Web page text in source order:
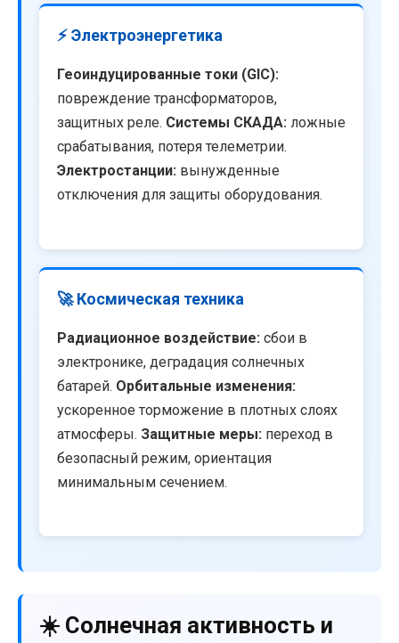
⚡ Электроэнергетика
Геоиндуцированные токи (GIC):
повреждение трансформаторов,
защитных реле. Системы СКАДА: ложные
срабатывания, потеря телеметрии.
Электростанции: вынужденные
отключения для защиты оборудования.
🚀 Космическая техника
Радиационное воздействие: сбои в
электронике, деградация солнечных
батарей. Орбитальные изменения:
ускоренное торможение в плотных слоях
атмосферы. Защитные меры: переход в
безопасный режим, ориентация
минимальным сечением.
☀️ Солнечная активность и